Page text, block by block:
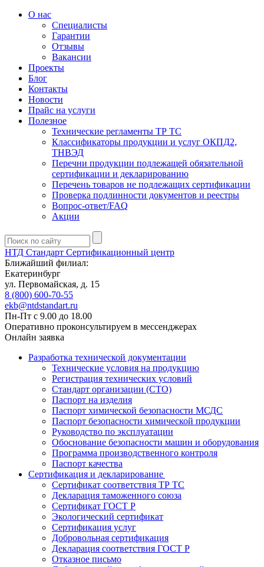
О нас
Специалисты
Гарантии
Отзывы
Вакансии
Проекты
Блог
Контакты
Новости
Прайс на услуги
Полезное
Технические регламенты ТР ТС
Классификаторы продукции и услуг ОКПД2,
ТНВЭД
Перечни продукции подлежащей обязательной
сертификации и декларированию
Перечень товаров не подлежащих сертификации
Проверка подлинности документов и реестры
Вопрос-ответ/FAQ
Акции
НТД Стандарт Сертификационный центр
Ближайший филиал:
Екатеринбург
ул. Первомайская, д. 15
8 (800) 600-70-55
ekb@ntdstandart.ru
Пн-Пт с 9.00 до 18.00
Оперативно проконсультируем в мессенджерах
Онлайн заявка
Разработка технической документации
Технические условия на продукцию
Регистрация технических условий
Стандарт организации (СТО)
Паспорт на изделия
Паспорт химической безопасности МСДС
Паспорт безопасности химической продукции
Руководство по эксплуатации
Обоснование безопасности машин и оборудования
Программа производственного контроля
Паспорт качества
Сертификация и декларирование
Сертификат соответствия ТР ТС
Декларация таможенного союза
Сертификат ГОСТ Р
Экологический сертификат
Сертификация услуг
Добровольная сертификация
Декларация соответствия ГОСТ Р
Отказное письмо